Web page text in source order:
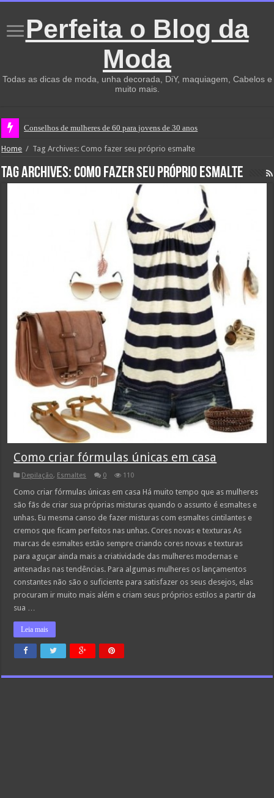
Perfeita o Blog da
Moda
Todas as dicas de moda, unha decorada, DiY, maquiagem, Cabelos e
muito mais.
Conselhos de mulheres de 60 para jovens de 30 anos
Home / Tag Archives: Como fazer seu próprio esmalte
Tag Archives:Como fazer seu próprio esmalte
Como criar fórmulas únicas em casa
Depilação, Esmaltes 0 110
Como criar fórmulas únicas em casa Há muito tempo que as mulheres
são fãs de criar sua próprias misturas quando o assunto é esmaltes e
unhas. Eu mesma canso de fazer misturas com esmaltes cintilantes e
cremos que ficam perfeitos nas unhas. Cores novas e texturas As
marcas de esmaltes estão sempre criando cores novas e texturas
para aguçar ainda mais a criatividade das mulheres modernas e
antenadas nas tendências. Para algumas mulheres os lançamentos
constantes não são o suficiente para satisfazer os seus desejos, elas
procuram ir muito mais além e criam seus próprios estilos a partir da
sua …
Leia mais